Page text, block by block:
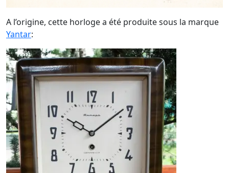
A l’origine, cette horloge a été produite sous la marque
Yantar: